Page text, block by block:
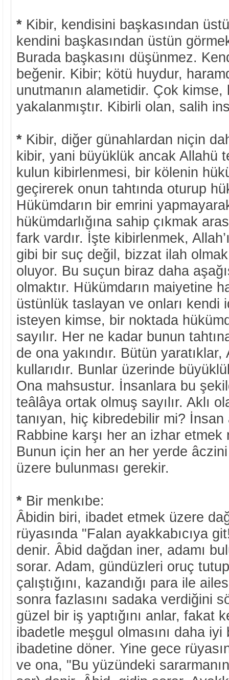
* Kibir, kendisini başkasından
kendini başkasından üstün
Burada başkasını düşünmez.
beğenir. Kibir; kötü huydur,
unutmanın alametidir. Çok kimse,
yakalanmıştır. Kibirli olan, salih
* Kibir, diğer günahlardan niçin
kibir, yani büyüklük ancak Allahü
kulun kibirlenmesi, bir kölenin
geçirerek onun tahtında oturup
Hükümdarın bir emrini
hükümdarlığına sahip çıkmak
fark vardır. İşte kibirlenmek,
gibi bir suç değil, bizzat ilah
oluyor. Bu suçun biraz daha
olmaktır. Hükümdarın maiyetine
üstünlük taslayan ve onları kendi
isteyen kimse, bir noktada
sayılır. Her ne kadar bunun
de ona yakındır. Bütün yaratıklar,
kullarıdır. Bunlar üzerinde
Ona mahsustur. İnsanlara bu
teâlâya ortak olmuş sayılır. Aklı
tanıyan, hiç kibredebilir mi? İnsan
Rabbine karşı her an izhar etmek
Bunun için her an her yerde
üzere bulunması gerekir.
* Bir menkıbe:
Âbidin biri, ibadet etmek üzere
rüyasında "Falan ayakkabıcıya
denir. Âbid dağdan iner, adamı
sorar. Adam, gündüzleri oruç
çalıştığını, kazandığı para ile
sonra fazlasını sadaka verdiğini
güzel bir iş yaptığını anlar, fakat
ibadetle meşgul olmasını daha
ibadetine döner. Yine gece
ve ona, "Bu yüzündeki